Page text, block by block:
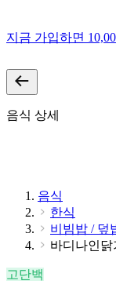
지금 가입하면
음식 상세
음식
한식
비빔밥 / 덮
바디나인
고단백